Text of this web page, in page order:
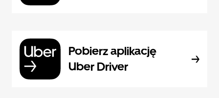
Pobierz aplikację
Uber Driver